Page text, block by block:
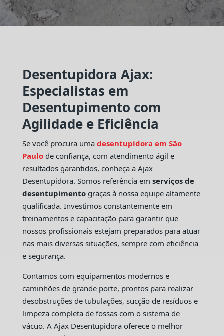
Desentupidora Ajax:
Especialistas em
Desentupimento com
Agilidade e Eficiência
Se você procura uma desentupidora em São
Paulo de confiança, com atendimento ágil e
resultados garantidos, conheça a Ajax
Desentupidora. Somos referência em serviços de
desentupimentograças à nossa equipe altamente
qualificada. Investimos constantemente em
treinamentos e capacitação para garantir que
nossos profissionais estejam preparados para atuar
nas mais diversas situações, sempre com eficiência
e segurança.
Contamos com equipamentos modernos e
caminhões de grande porte, prontos para realizar
desobstruções de tubulações, sucção de resíduos e
limpeza completa de fossas com o sistema de
vácuo. A Ajax Desentupidora oferece o melhor